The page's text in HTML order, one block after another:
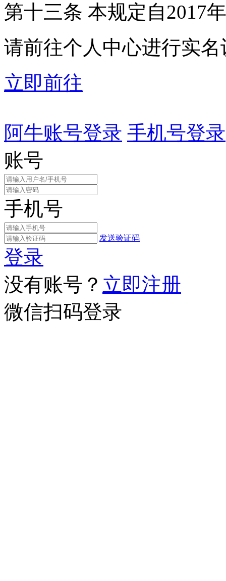
第十三条 本规定自2017
请前往个人中心进行实名
立即前往
阿牛账号登录 手机号登录
账号
手机号
发送验证码
登录
没有账号？ 立即注册
微信扫码登录